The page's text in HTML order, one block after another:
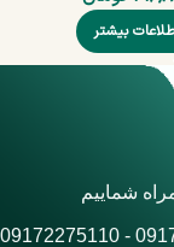
بیشتر